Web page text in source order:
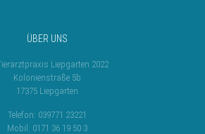
ÜBER UNS
Liepgarten 2022
Kolonienstraße 5b
17375 Liepgarten
Telefon: 039771 23221
Mobil: 0171 36 19 50 3